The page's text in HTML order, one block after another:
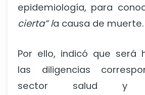
epidemiología, para
cierta” la causa de muerte.
Por ello, indicó que será
las diligencias
sector salud y